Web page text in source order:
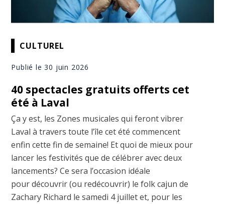
CULTUREL
Publié le 30 juin 2026
40 spectacles gratuits offerts cet
été à Laval
Ça y est, les Zones musicales qui feront vibrer
Laval à travers toute l’île cet été commencent
enfin cette fin de semaine! Et quoi de mieux pour
lancer les festivités que de célébrer avec deux
lancements? Ce sera l’occasion idéale
pour découvrir (ou redécouvrir) le folk cajun de
Zachary Richard le samedi 4 juillet et, pour les